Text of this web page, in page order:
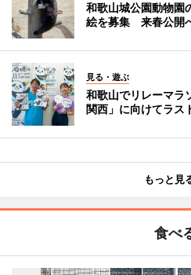
和歌山城公園動物園
絵を募集 来春公開
見る・遊ぶ
和歌山でリレーマ
関西」に向けてラス
もっと見
食べ